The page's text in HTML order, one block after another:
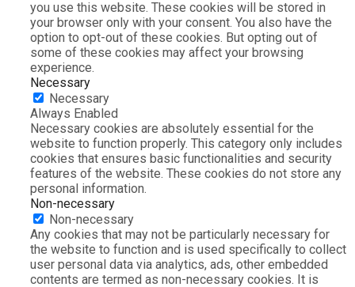
you use this website. These cookies will be stored in
your browser only with your consent. You also have the
option to opt-out of these cookies. But opting out of
some of these cookies may affect your browsing
experience.
Necessary
Necessary
Always Enabled
Necessary cookies are absolutely essential for the
website to function properly. This category only includes
cookies that ensures basic functionalities and security
features of the website. These cookies do not store any
personal information.
Non-necessary
Non-necessary
Any cookies that may not be particularly necessary for
the website to function and is used specifically to collect
user personal data via analytics, ads, other embedded
contents are termed as non-necessary cookies. It is